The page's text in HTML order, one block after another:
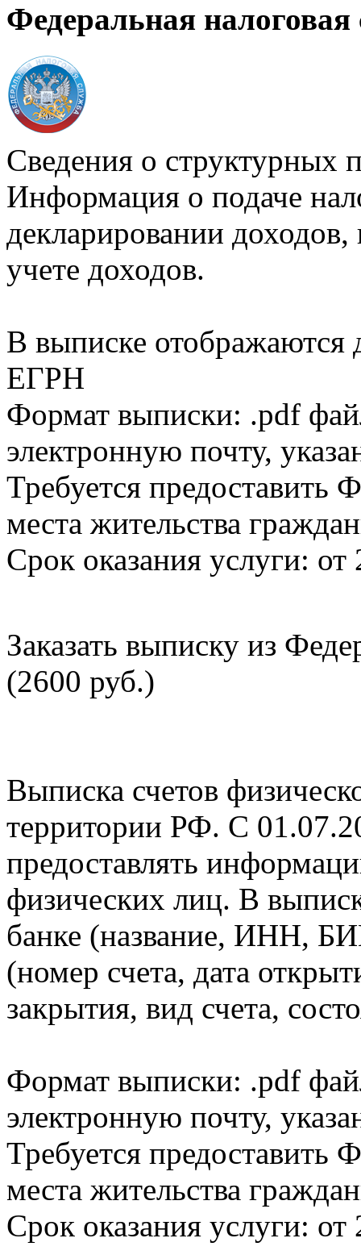
Федеральная налоговая
Сведения о структурных
Информация о подаче
декларировании доходов,
учете доходов.
В выписке
ЕГРН
Формат выписки: .pdf
электронную почту,
Требуется
места жительства
Срок оказания услуги: от
Заказать выписку из
(2600 руб.)
Выписка счетов
территории РФ. С
предоставлять
физических лиц. В
банке (название, ИНН,
(номер счета, дата
закрытия, вид счета,
Формат выписки: .pdf
электронную почту,
Требуется
места жительства
Срок оказания услуги: от